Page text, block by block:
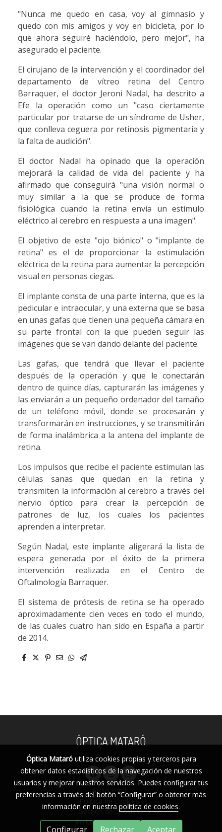
"Nunca me quedo en casa, voy al gimnasio y
quedo con mis amigos y voy en bicicleta, por lo
que ahora seguiré haciéndolo, pero mejor", ha
asegurado el paciente.
El cirujano de la intervención y el coordinador del
departamento de vítreo retina del Centro
Barraquer, el doctor Jeroni Nadal, ha descrito a
Efe la operación como un "caso ciertamente
particular por tratarse de un síndrome de Usher,
que conlleva ceguera por retinosis pigmentaria y
la falta de audición".
El doctor Nadal ha opinado que la operación
mejorará la calidad de vida del paciente y ha
afirmado que conseguirá "una visión normal o
muy similar a la que se produce de forma
fisiológica cuando la retina envía un estímulo
eléctrico al cerebro en respuesta a una imagen".
El objetivo de este "ojo biónico" o "implante de
retina" es el de proporcionar la estimulación
eléctrica de la retina para aumentar la percepción
visual en personas ciegas.
El implante consta de una parte interna, que es la
pedicular e intraocular, y una externa que se basa
en unas gafas que tienen una pequeña cámara en
su parte frontal con la que pueden seguir las
imágenes que se van dando delante del paciente.
Las gafas, que tendrá que llevar el paciente
después de la operación y que le conectarán
dentro de quince días, capturarán las imágenes y
las enviarán a un pequeño ordenador del tamaño
de un teléfono móvil, donde se procesarán y
transformarán en instrucciones, y se transmitirán
de forma inalámbrica a la antena del implante de
retina.
Los impulsos que recibe el paciente estimulan las
células sanas que quedan en la retina y
transmiten la información al cerebro a través del
nervio óptico para crear la percepción de
patrones de luz, los cuales los pacientes
aprenden a interpretar.
Según Nadal, este implante aligerará la lista de
espera generada por el éxito de la primera
intervención realizada en el Centro de
Oftalmología Barraquer.
El sistema de prótesis de retina se ha operado
aproximadamente cien veces en todo el mundo,
de las cuales cuatro han sido en España a partir
de 2014.
ÓPTICA MATARÓ
Aviso legal
Política de cookies
Gestión de cookies
Política de privacidad
Óptica Mataróutiliza cookies propias y terceros para
obtener datos estadísticos de la navegación de nuestros
usuarios y mejorar nuestros servicios. Puedes configurar tus
preferencias a través del botón “Configurar” o obtener más
información en nuestra política de cookies.
Configurar Rechazar Aceptar